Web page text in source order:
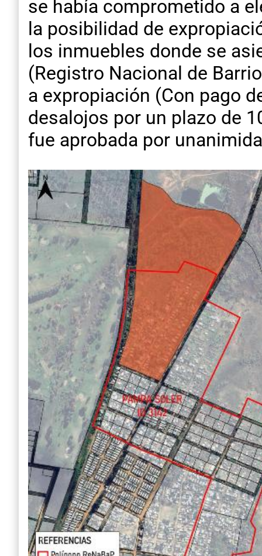
se había comprometido a
la posibilidad de
los inmuebles donde se
(Registro Nacional de
a expropiación (Con pago
desalojos por un plazo de
fue aprobada por